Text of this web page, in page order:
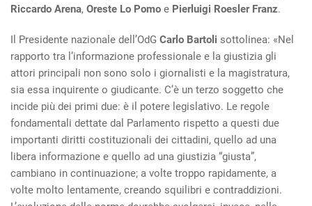
Riccardo Arena, Oreste Lo Pomo e Pierluigi Roesler Franz.
Il Presidente nazionale dell’OdG Carlo Bartoli sottolinea: «Nel
rapporto tra l’informazione professionale e la giustizia gli
attori principali non sono solo i giornalisti e la magistratura,
sia essa inquirente o giudicante. C’è un terzo soggetto che
incide più dei primi due: è il potere legislativo. Le regole
fondamentali dettate dal Parlamento rispetto a questi due
importanti diritti costituzionali dei cittadini, quello ad una
libera informazione e quello ad una giustizia “giusta”,
cambiano in continuazione; a volte troppo rapidamente, a
volte molto lentamente, creando squilibri e contraddizioni.